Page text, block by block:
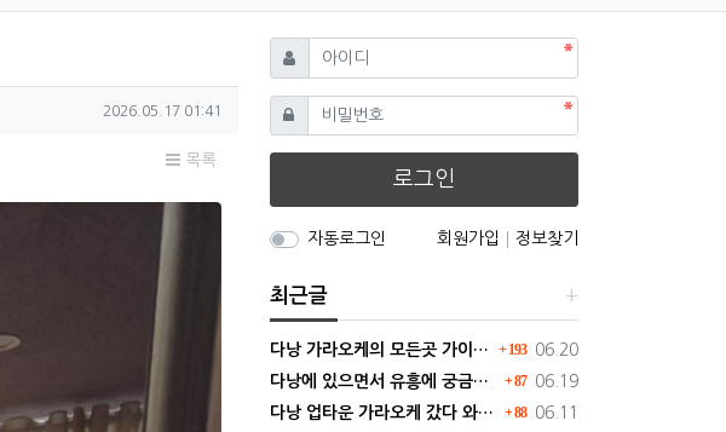
작성일
2026.05.17 01:41
목록
아이디 필수
비밀번호필수
로그인
자동로그인 회원가입 정보찾기
최근글
등록일
06.20
다낭 가라오케의 모든곳 가이드 확장판으로 보기쉽게 정리
193
등록일
06.19
다낭에 있으면서 유흥에 궁금했던 거 딱 정리해드림 필독하셈
댓글
87
등록일
06.11
다낭 업타운 가라오케 갔다 와봤는데 현재 1티어 미쳤다. 직접 가봐라.
댓글
88